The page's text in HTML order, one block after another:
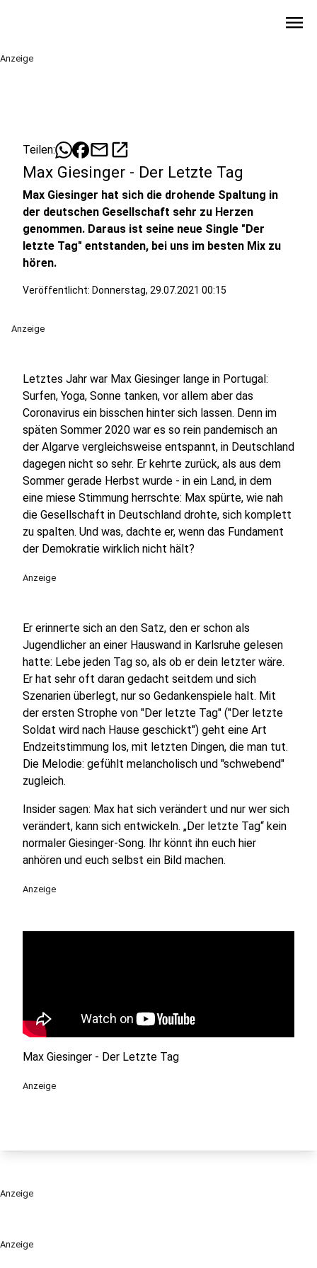
menu
Anzeige
Anzeige
Teilen: mailopen_in_new
Max Giesinger - Der Letzte Tag
Max Giesinger hat sich die drohende Spaltung in
der deutschen Gesellschaft sehr zu Herzen
genommen. Daraus ist seine neue Single "Der
letzte Tag" entstanden, bei uns im besten Mix zu
hören.
Veröffentlicht: Donnerstag, 29.07.2021 00:15
Anzeige
Letztes Jahr war Max Giesinger lange in Portugal:
Surfen, Yoga, Sonne tanken, vor allem aber das
Coronavirus ein bisschen hinter sich lassen. Denn im
späten Sommer 2020 war es so rein pandemisch an
der Algarve vergleichsweise entspannt, in Deutschland
dagegen nicht so sehr. Er kehrte zurück, als aus dem
Sommer gerade Herbst wurde - in ein Land, in dem
eine miese Stimmung herrschte: Max spürte, wie nah
die Gesellschaft in Deutschland drohte, sich komplett
zu spalten. Und was, dachte er, wenn das Fundament
der Demokratie wirklich nicht hält?
Anzeige
Er erinnerte sich an den Satz, den er schon als
Jugendlicher an einer Hauswand in Karlsruhe gelesen
hatte: Lebe jeden Tag so, als ob er dein letzter wäre.
Er hat sehr oft daran gedacht seitdem und sich
Szenarien überlegt, nur so Gedankenspiele halt. Mit
der ersten Strophe von "Der letzte Tag" ("Der letzte
Soldat wird nach Hause geschickt") geht eine Art
Endzeitstimmung los, mit letzten Dingen, die man tut.
Die Melodie: gefühlt melancholisch und "schwebend"
zugleich.
Insider sagen: Max hat sich verändert und nur wer sich
verändert, kann sich entwickeln. „Der letzte Tag“ kein
normaler Giesinger-Song. Ihr könnt ihn euch hier
anhören und euch selbst ein Bild machen.
Anzeige
Max Giesinger - Der Letzte Tag
Anzeige
Anzeige